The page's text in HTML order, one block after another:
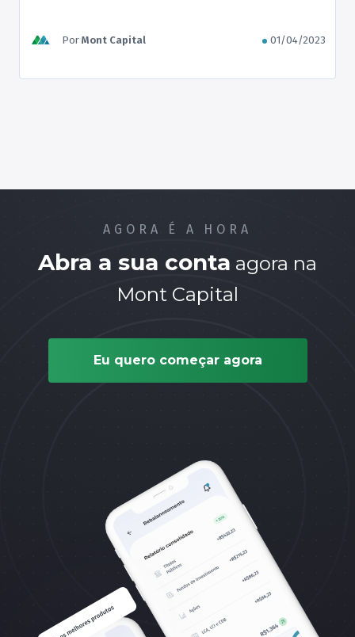
preservação do patrimônio familiar, além de
proporcionar vantagens fiscais e sucessórias. A
Por Mont Capital 01/04/2023
AGORA É A HORA
Abra a sua conta agora na
Mont Capital
Eu quero começar agora